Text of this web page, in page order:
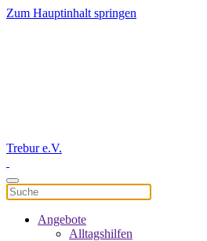
Zum Hauptinhalt springen
Trebur e.V.
Angebote
Alltagshilfen